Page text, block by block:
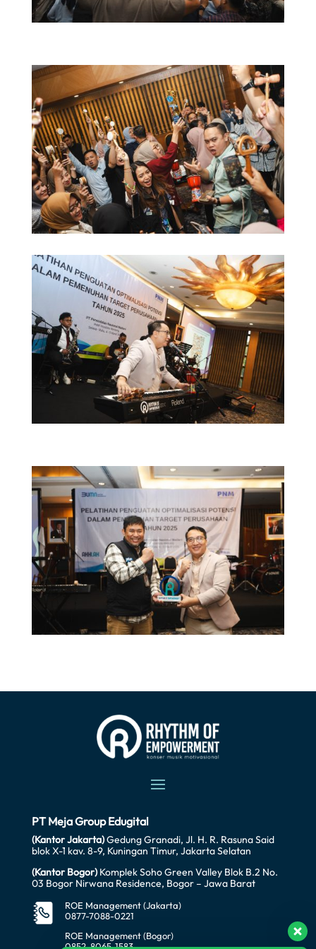
PT Meja Group Edugital
(Kantor Jakarta)Gedung Granadi, Jl. H. R. Rasuna Said
blok X-1 kav. 8-9, Kuningan Timur, Jakarta Selatan
(Kantor Bogor)Komplek Soho Green Valley Blok B.2 No.
03 Bogor Nirwana Residence, Bogor – Jawa Barat
ROE Management (Jakarta)
0877-7088-0221
ROE Management (Bogor)
0852-8065-1583